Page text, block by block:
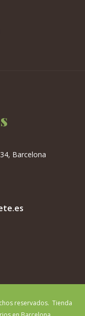
Barcelona
reservados. Tienda